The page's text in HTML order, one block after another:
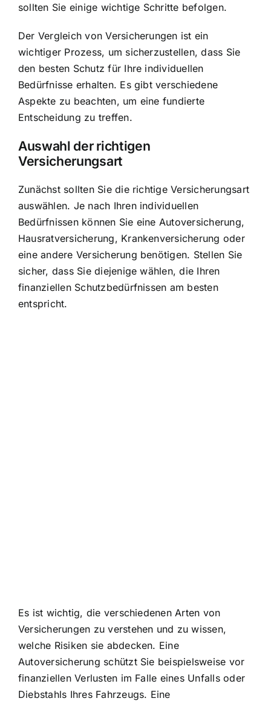
sollten Sie einige wichtige Schritte befolgen.
Der Vergleich von Versicherungen ist ein
wichtiger Prozess, um sicherzustellen, dass Sie
den besten Schutz für Ihre individuellen
Bedürfnisse erhalten. Es gibt verschiedene
Aspekte zu beachten, um eine fundierte
Entscheidung zu treffen.
Auswahl der richtigen
Versicherungsart
Zunächst sollten Sie die richtige Versicherungsart
auswählen. Je nach Ihren individuellen
Bedürfnissen können Sie eine Autoversicherung,
Hausratversicherung, Krankenversicherung oder
eine andere Versicherung benötigen. Stellen Sie
sicher, dass Sie diejenige wählen, die Ihren
finanziellen Schutzbedürfnissen am besten
entspricht.
Es ist wichtig, die verschiedenen Arten von
Versicherungen zu verstehen und zu wissen,
welche Risiken sie abdecken. Eine
Autoversicherung schützt Sie beispielsweise vor
finanziellen Verlusten im Falle eines Unfalls oder
Diebstahls Ihres Fahrzeugs. Eine